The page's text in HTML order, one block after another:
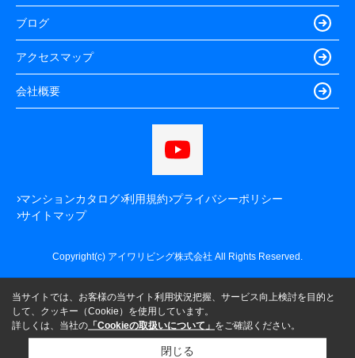
ブログ
アクセスマップ
会社概要
マンションカタログ 利用規約 プライバシーポリシー
サイトマップ
Copyright(c) アイワリビング株式会社 All Rights Reserved.
当サイトでは、お客様の当サイト利用状況把握、サービス向上検討を目的と
して、クッキー（Cookie）を使用しています。
詳しくは、当社の 「Cookieの取扱いについて」 をご確認ください。
閉じる